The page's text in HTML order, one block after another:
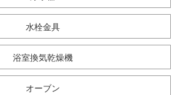
水栓金具
浴室換気乾燥機
オーブン